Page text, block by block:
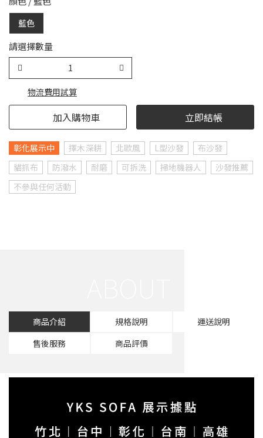
藍色
請選擇數量
物流費用試算
加入購物車 立即結帳
彰化展示中 擇木深耕 北歐風 L型沙發
布沙發
貓抓布
防潑水 耐磨 可拆洗 掃地機器人
沙發推薦
不參與任何活動
商品介紹 規格說明
運送說明
售後服務
商品評價